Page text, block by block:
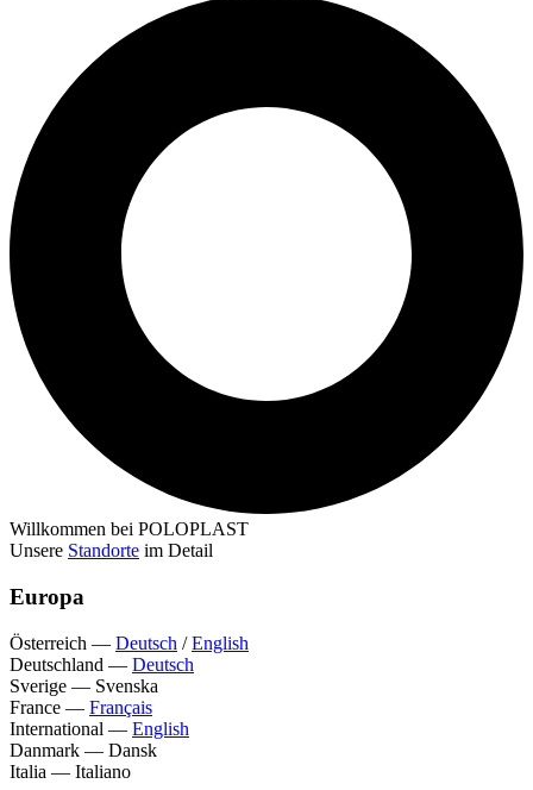
Willkommen bei POLOPLAST
Unsere Standorte im Detail
Europa
Österreich — Deutsch /English
Deutschland — Deutsch
Sverige — Svenska
France — Français
International — English
Danmark — Dansk
Italia — Italiano